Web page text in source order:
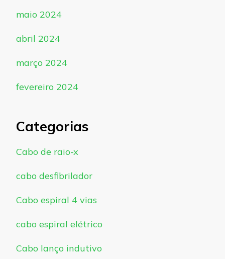
maio 2024
abril 2024
março 2024
fevereiro 2024
Categorias
Cabo de raio-x
cabo desfibrilador
Cabo espiral 4 vias
cabo espiral elétrico
Cabo lanço indutivo